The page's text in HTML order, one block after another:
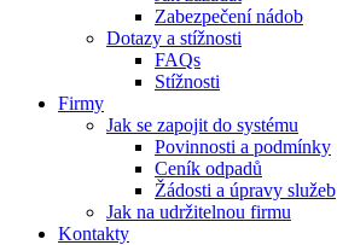
Zabezpečení nádob
Dotazy a stížnosti
FAQs
Stížnosti
Firmy
Jak se zapojit do systému
Povinnosti a podmínky
Ceník odpadů
Žádosti a úpravy služeb
Jak na udržitelnou firmu
Kontakty